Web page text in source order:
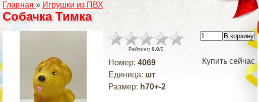
Главная » Игрушки из ПВХ
Собачка Тимка
Рейтинг: 0.0/0
Номер: 4069
Единица: шт
Размер: h70+-2
Купить сейчас